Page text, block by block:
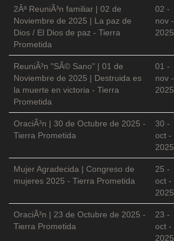
2Âª ReuniÃ³n familiar | 02 de
Noviembre de 2025 | La paz de
Dios / El Dios de paz - Tierra
Prometida
02 -
nov -
2025
ReuniÃ³n "SÃ© Sano" | 01 de
Noviembre de 2025 | Destruida es
la muerte en victoria - Tierra
Prometida
01 -
nov -
2025
OraciÃ³n | 30 de Octubre de 2025 -
Tierra Prometida
30 -
oct -
2025
Mujer Agradecida | Congreso de
mujeres 2025 - Tierra Prometida
25 -
oct -
2025
OraciÃ³n | 23 de Octubre de 2025 -
Tierra Prometida
23 -
oct -
2025